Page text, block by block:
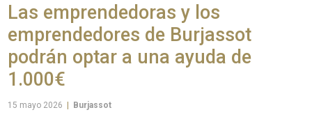
Las emprendedoras y los
emprendedores de Burjassot
podrán optar a una ayuda de
1.000€
15 mayo 2026 Burjassot